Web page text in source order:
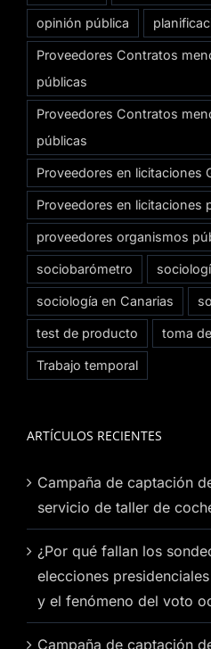
opinión pública
Proveedores Contratos
públicas
Proveedores Contratos
públicas
Proveedores en licitaciones
Proveedores en licitaciones
proveedores organismos
sociobarómetro
sociología en Canarias
test de producto toma
Trabajo temporal
ARTÍCULOS RECIENTES
Campaña de captación
servicio de taller de
¿Por qué fallan los
elecciones
y el fenómeno del voto
Campaña de captación